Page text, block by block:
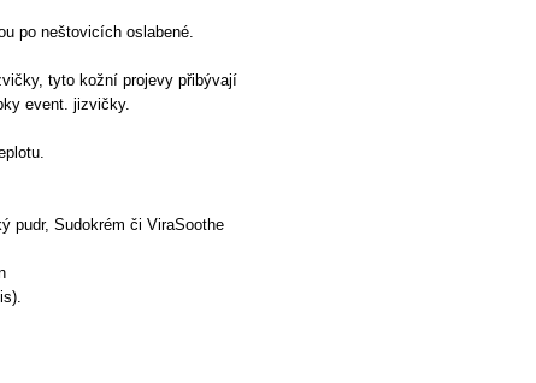
po neštovicích oslabené.
tyto kožní projevy přibývají
event. jizvičky.
pudr, Sudokrém či ViraSoothe